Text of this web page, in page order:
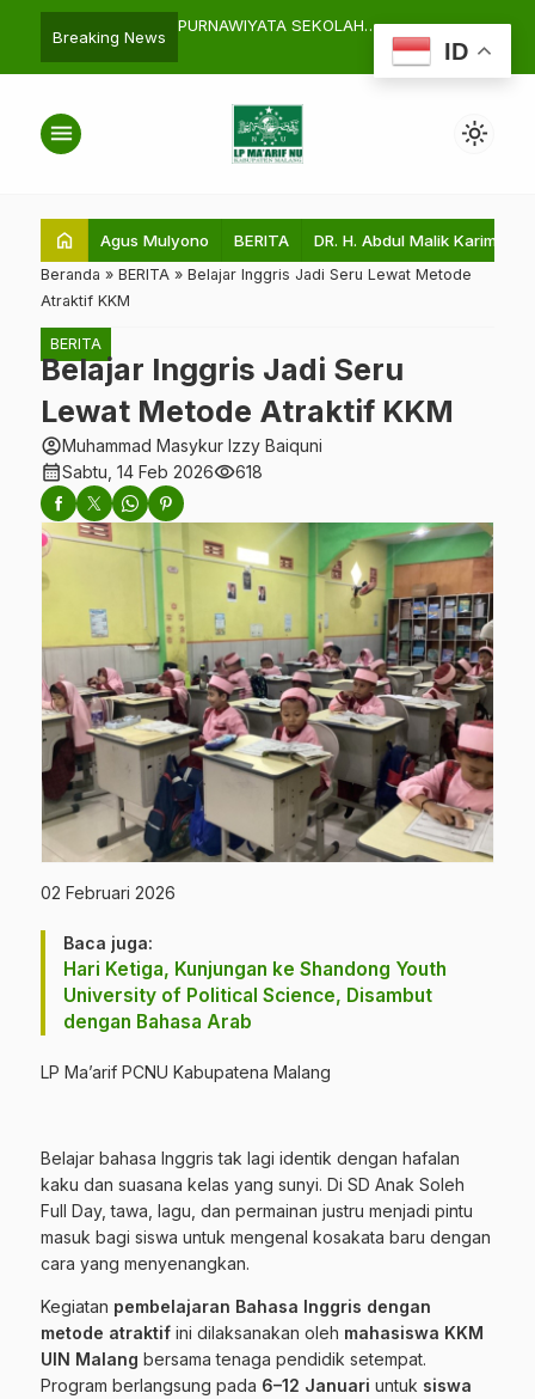
Breaking News
PURNAWIYATA SEKOLAH
Safari
Almaarif
Ma’arif kab
menu light_mode
home Agus Mulyono BERITA DR. H. Abdul Malik Karim
Beranda » BERITA » Belajar Inggris Jadi Seru Lewat Metode
Atraktif KKM
BERITA
Belajar Inggris Jadi Seru
Lewat Metode Atraktif KKM
account_circleMuhammad Masykur Izzy Baiquni
calendar_monthSabtu, 14 Feb 2026visibility618
02 Februari 2026
Baca juga:
Hari Ketiga, Kunjungan ke Shandong Youth
University of Political Science, Disambut
dengan Bahasa Arab
LP Ma’arif PCNU Kabupatena Malang
Belajar bahasa Inggris tak lagi identik dengan hafalan
kaku dan suasana kelas yang sunyi. Di SD Anak Soleh
Full Day, tawa, lagu, dan permainan justru menjadi pintu
masuk bagi siswa untuk mengenal kosakata baru dengan
cara yang menyenangkan.
Kegiatan pembelajaran Bahasa Inggris dengan
metode atraktif ini dilaksanakan oleh mahasiswa KKM
UIN Malang bersama tenaga pendidik setempat.
Program berlangsung pada 6–12 Januari untuk siswa
ID